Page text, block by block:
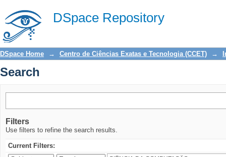
DSpace Repository
Search
DSpace Home → Centro de Ciências Exatas e Tecnologia (CCET) →
Search
Filters
Use filters to refine the search results.
Current Filters: